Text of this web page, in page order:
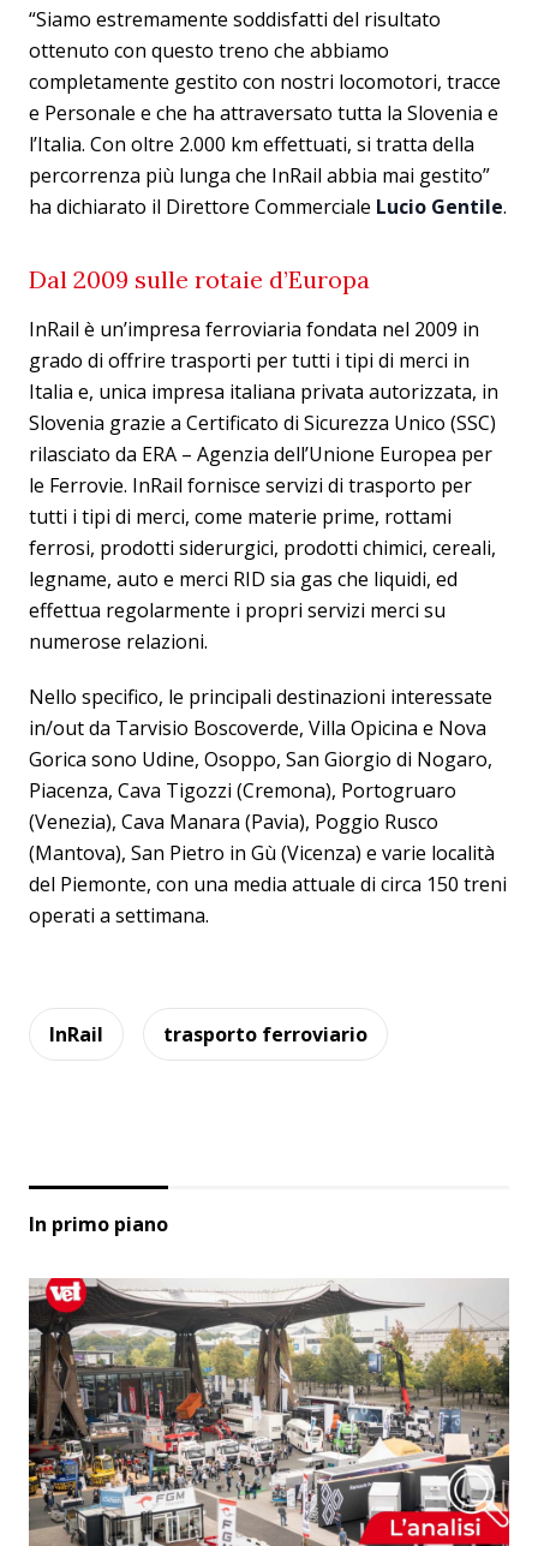
“Siamo estremamente soddisfatti del risultato
ottenuto con questo treno che abbiamo
completamente gestito con nostri locomotori, tracce
e Personale e che ha attraversato tutta la Slovenia e
l’Italia. Con oltre 2.000 km effettuati, si tratta della
percorrenza più lunga che InRail abbia mai gestito”
ha dichiarato il Direttore Commerciale Lucio Gentile.
Dal 2009 sulle rotaie d’Europa
InRail è un’impresa ferroviaria fondata nel 2009 in
grado di offrire trasporti per tutti i tipi di merci in
Italia e, unica impresa italiana privata autorizzata, in
Slovenia grazie a Certificato di Sicurezza Unico (SSC)
rilasciato da ERA – Agenzia dell’Unione Europea per
le Ferrovie. InRail fornisce servizi di trasporto per
tutti i tipi di merci, come materie prime, rottami
ferrosi, prodotti siderurgici, prodotti chimici, cereali,
legname, auto e merci RID sia gas che liquidi, ed
effettua regolarmente i propri servizi merci su
numerose relazioni.
Nello specifico, le principali destinazioni interessate
in/out da Tarvisio Boscoverde, Villa Opicina e Nova
Gorica sono Udine, Osoppo, San Giorgio di Nogaro,
Piacenza, Cava Tigozzi (Cremona), Portogruaro
(Venezia), Cava Manara (Pavia), Poggio Rusco
(Mantova), San Pietro in Gù (Vicenza) e varie località
del Piemonte, con una media attuale di circa 150 treni
operati a settimana.
InRail trasporto ferroviario
In primo piano